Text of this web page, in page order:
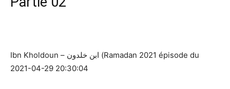
Ibn Kholdoun – ابن خلدون (Ramadan 2021 épisode du
2021-04-29 20:30:04